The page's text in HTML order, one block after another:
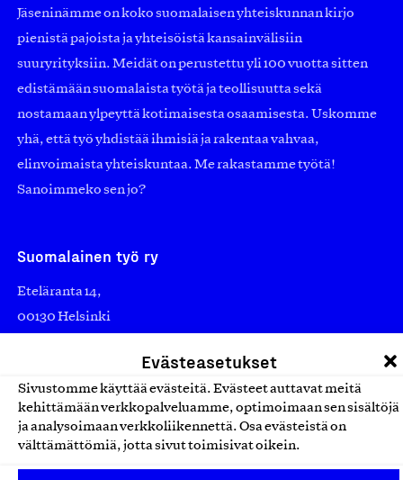
Evästeasetukset
Sivustomme käyttää evästeitä. Evästeet auttavat meitä
kehittämään verkkopalveluamme, optimoimaan sen sisältöjä
ja analysoimaan verkkoliikennettä. Osa evästeistä on
välttämättömiä, jotta sivut toimisivat oikein.
Jäseninämme on koko suomalaisen yhteiskunnan kirjo
pienistä pajoista ja yhteisöistä kansainvälisiin
suuryrityksiin. Meidät on perustettu yli 100 vuotta sitten
edistämään suomalaista työtä ja teollisuutta sekä
nostamaan ylpeyttä kotimaisesta osaamisesta. Uskomme
yhä, että työ yhdistää ihmisiä ja rakentaa vahvaa,
elinvoimaista yhteiskuntaa. Me rakastamme työtä!
Sanoimmeko sen jo?
Suomalainen työ ry
Eteläranta 14,
00130 Helsinki
asiakaspalvelu@suomalainentyo.fi
laskutus@suomalainentyo.fi